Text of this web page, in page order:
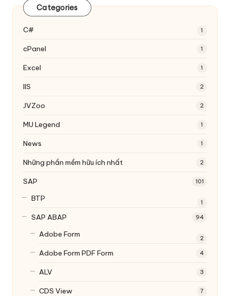
Categories
C# 1
cPanel 1
Excel 1
IIS 2
JVZoo 2
MU Legend 1
News 1
Những phần mềm hữu ích nhất 2
SAP 101
BTP 1
SAP ABAP 94
Adobe Form 2
Adobe FormPDF Form 4
ALV 3
CDS View 7